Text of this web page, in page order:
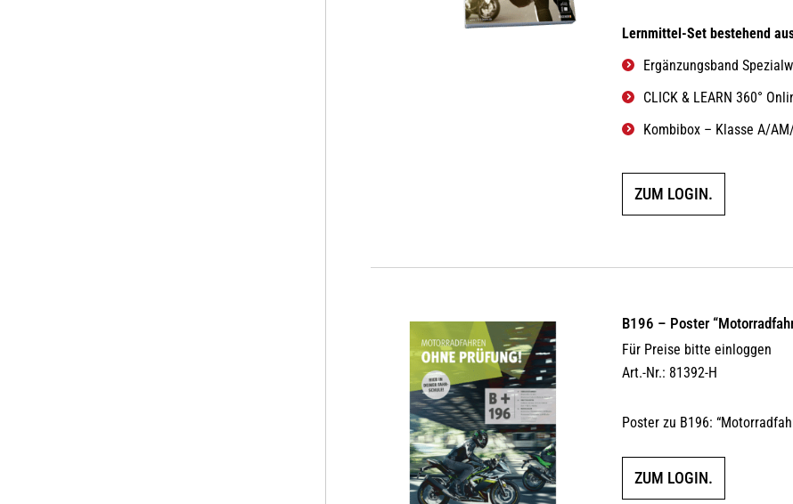
Lernmittel-Set bestehend
Ergänzungsband
CLICK & LEARN 360°
Kombibox – Klasse A/
ZUM LOGIN.
B196 – Poster
Für Preise bitte einloggen
Art.-Nr.: 81392-H
Poster zu B196:
ZUM LOGIN.